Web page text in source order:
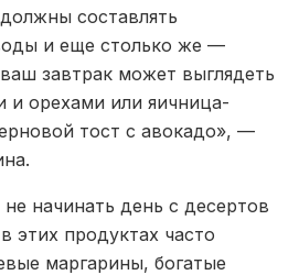
составлять
и еще столько же —
завтрак может выглядеть
и орехами или яичница-
тост с авокадо», —
начинать день с десертов
этих продуктах часто
маргарины, богатые